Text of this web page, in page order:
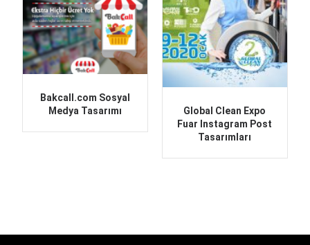
Bakcall.com Sosyal
Medya Tasarımı
Global Clean Expo
Fuar Instagram Post
Tasarımları